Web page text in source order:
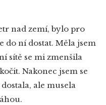
nad zemí, bylo pro
do ní dostat. Měla jsem
sítě se mi zmenšila
Nakonec jsem se
ale musela